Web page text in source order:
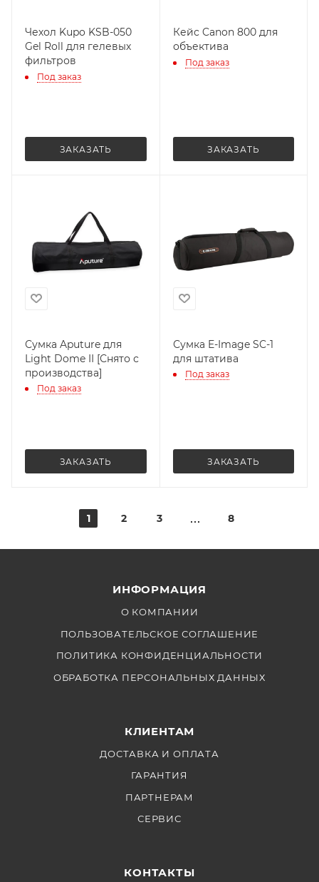
Чехол Kupo KSB-050
Gel Roll для гелевых
фильтров
Под заказ
ЗАКАЗАТЬ
Кейс Canon 800 для
объектива
Под заказ
ЗАКАЗАТЬ
Сумка Aputure для
Light Dome II [Снято с
производства]
Под заказ
ЗАКАЗАТЬ
Сумка E-Image SC-1
для штатива
Под заказ
ЗАКАЗАТЬ
1 2 3 8
ИНФОРМАЦИЯ
О КОМПАНИИ
ПОЛЬЗОВАТЕЛЬСКОЕ СОГЛАШЕНИЕ
ПОЛИТИКА КОНФИДЕНЦИАЛЬНОСТИ
ОБРАБОТКА ПЕРСОНАЛЬНЫХ ДАННЫХ
КЛИЕНТАМ
ДОСТАВКА И ОПЛАТА
ГАРАНТИЯ
ПАРТНЕРАМ
СЕРВИС
КОНТАКТЫ